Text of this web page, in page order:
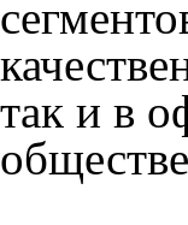
так и в